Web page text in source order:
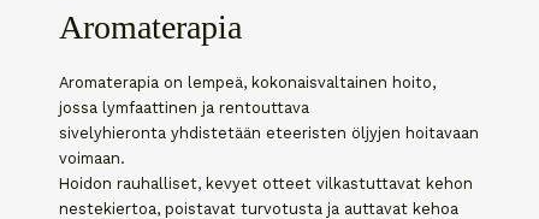
Aromaterapia
Aromaterapia on lempeä, kokonaisvaltainen hoito,
jossa lymfaattinen ja rentouttava
sivelyhieronta yhdistetään eteeristen öljyjen hoitavaan
voimaan.
Hoidon rauhalliset, kevyet otteet vilkastuttavat kehon
nestekiertoa, poistavat turvotusta ja auttavat kehoa